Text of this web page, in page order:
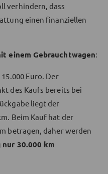
verhindern, dass
einen finanziellen
einem Gebrauchtwagen:
Euro. Der
des Kaufs bereits bei
liegt der
Beim Kauf hat der
betragen, daher werden
nur 30.000 km